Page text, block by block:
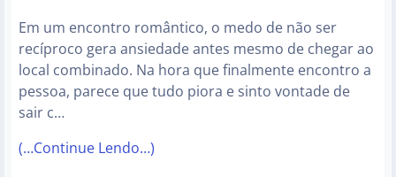
Em um encontro romântico, o medo de não ser
recíproco gera ansiedade antes mesmo de chegar ao
local combinado. Na hora que finalmente encontro a
pessoa, parece que tudo piora e sinto vontade de
sair c…
(…Continue Lendo…)